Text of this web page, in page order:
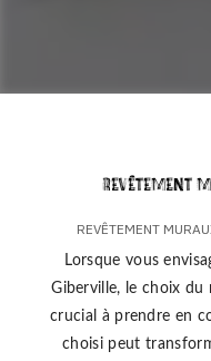
Revêtement
REVÊTEMENT
Lorsque vous
Giberville, le choix du
crucial à prendre en
choisi peut